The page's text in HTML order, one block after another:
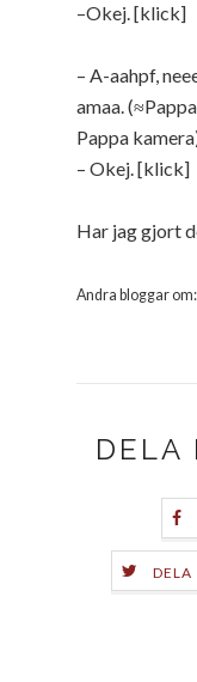
–Okej. [klick]
– A-aahpf,
amaa.
Pappa
– Okej. [klick]
Har jag gjort
Andra bloggar om:
DELA
DELA